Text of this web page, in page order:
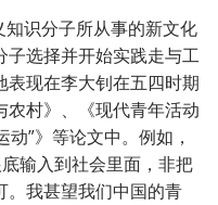
识分子所从事的新文化
子选择并开始实践走与工
现在李大钊在五四时期
村》、《现代青年活动
动”》等论文中。例如，
输入到社会里面，非把
。我甚望我们中国的青